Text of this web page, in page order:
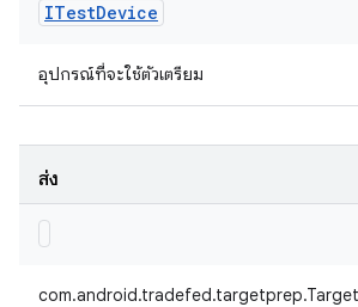
ITestDevice
อุปกรณ์ที่จะใช้ตัวเตรียม
ส่ง